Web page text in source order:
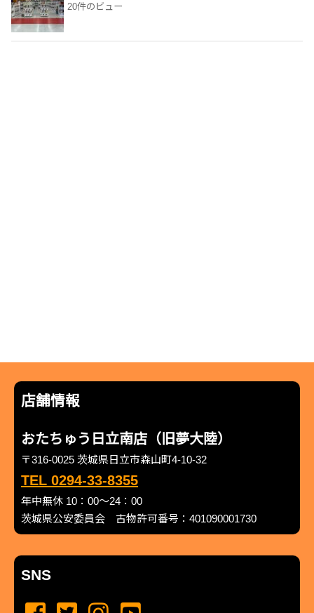
20件のビュー
店舗情報
おたちゅう日立南店（旧夢大陸）
〒316-0025 茨城県日立市森山町4-10-32
TEL 0294-33-8355
年中無休 10：00～24：00
茨城県公安委員会 古物許可番号：401090001730
SNS